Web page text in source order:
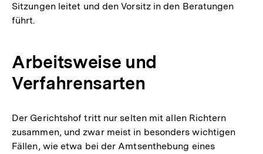
Sitzungen leitet und den Vorsitz in den Beratungen
führt.
Arbeitsweise und
Verfahrensarten
Der Gerichtshof tritt nur selten mit allen Richtern
zusammen, und zwar meist in besonders wichtigen
Fällen, wie etwa bei der Amtsenthebung eines